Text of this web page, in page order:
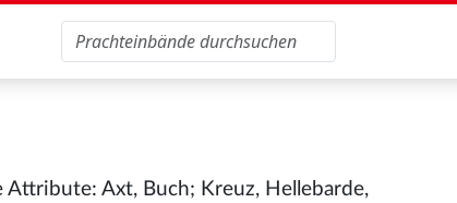
Axt, Buch; Kreuz, Hellebarde,